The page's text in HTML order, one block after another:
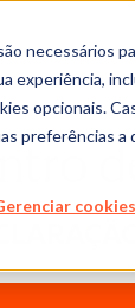
necessários
experiência,
opcionais.
preferências a
cookies